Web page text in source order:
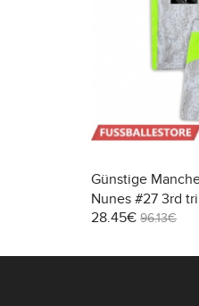
Günstige
Nunes #27 3rd
Kurzarm (+ Kurze
28.45€ 96.13€